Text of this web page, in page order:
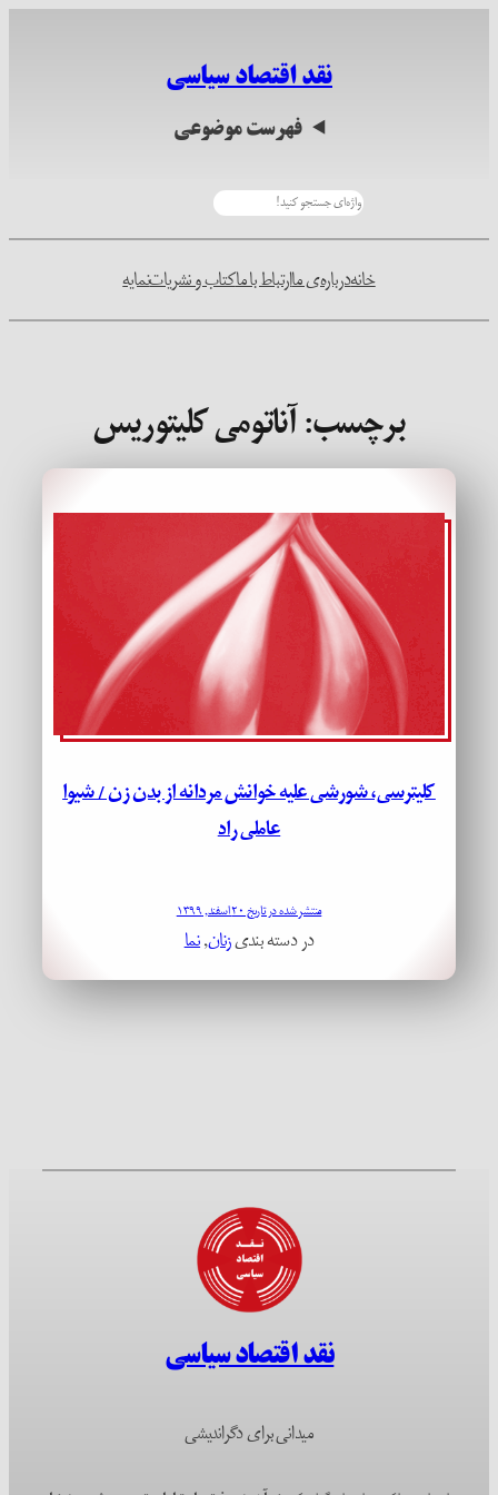
نقد اقتصاد سیاسی
فهرست موضوعی
خانهدرباره‌ی ماارتباط با ماکتاب و نشریاتنمایه
برچسب:آناتومی کلیتوریس
کلیترسی، شورشی علیه خوانش مردانه از بدن زن / شیوا
عاملی راد
منتشر شده در تاریخ ۲۰ اسفند, ۱۳۹۹
در دسته بندیزنان, نما
نقد اقتصاد سیاسی
میدانی برای دگراندیشی